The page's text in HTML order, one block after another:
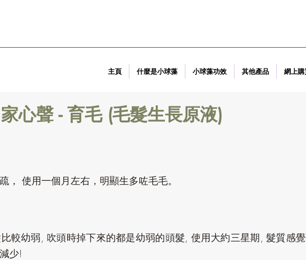
主頁 什麼是小球藻 小球藻功效 其他產品 網上購
心聲 -育毛 (毛髮生長原液)
， 使用一個月左右，明顯生多咗毛毛。
較幼弱, 吹頭時掉下來的都是幼弱的頭髮, 使用大約三星期, 髮質感覺
少!